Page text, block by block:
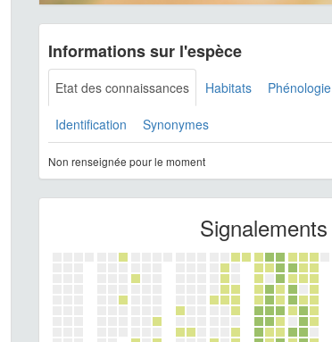
Informations sur l'espèce
Etat des connaissances Habitats Phénologie
Identification Synonymes
Non renseignée pour le moment
Signalements